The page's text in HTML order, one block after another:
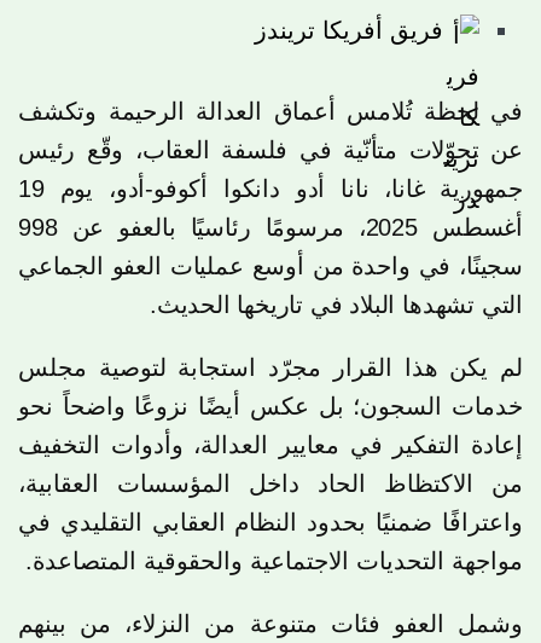
فريق أفريكا تريندز
في لحظة تُلامس أعماق العدالة الرحيمة وتكشف
عن تحوّلات متأنّية في فلسفة العقاب، وقّع رئيس
جمهورية غانا، نانا أدو دانكوا أكوفو-أدو، يوم 19
أغسطس 2025، مرسومًا رئاسيًا بالعفو عن 998
سجينًا، في واحدة من أوسع عمليات العفو الجماعي
التي تشهدها البلاد في تاريخها الحديث.
لم يكن هذا القرار مجرّد استجابة لتوصية مجلس
خدمات السجون؛ بل عكس أيضًا نزوعًا واضحاً نحو
إعادة التفكير في معايير العدالة، وأدوات التخفيف
من الاكتظاظ الحاد داخل المؤسسات العقابية،
واعترافًا ضمنيًا بحدود النظام العقابي التقليدي في
مواجهة التحديات الاجتماعية والحقوقية المتصاعدة.
وشمل العفو فئات متنوعة من النزلاء، من بينهم